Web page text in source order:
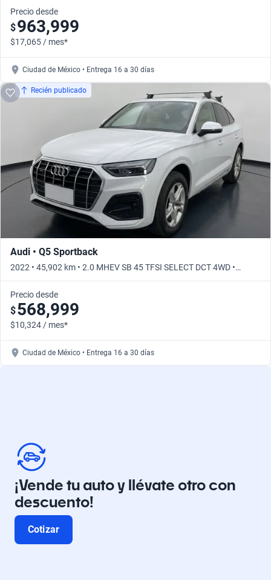
Precio desde
$963,999
$17,065 / mes*
Ciudad de México • Entrega 16 a 30 días
Recién publicado
Audi • Q5 Sportback
2022 • 45,902 km • 2.0 MHEV SB 45 TFSI SELECT DCT 4WD •
Automático
Precio desde
$568,999
$10,324 / mes*
Ciudad de México • Entrega 16 a 30 días
¡Vende tu auto y llévate otro con
descuento!
Cotizar